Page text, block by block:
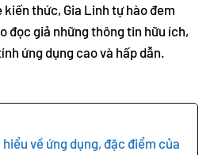
kiến thức, Gia Linh tự hào đem
đọc giả những thông tin hữu ích,
ứng dụng cao và hấp dẫn.
về ứng dụng, đặc điểm của